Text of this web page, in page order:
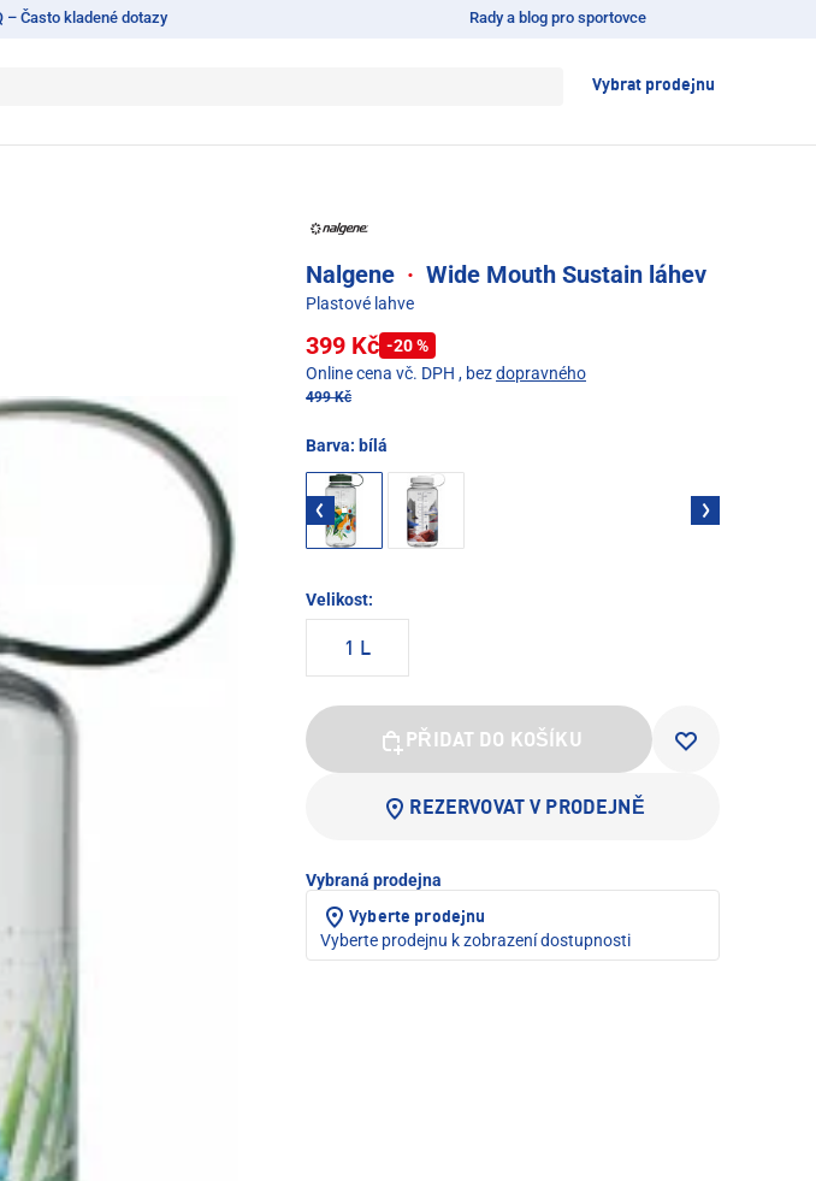
– Často kladené dotazy Rady a blog pro sportovce
Vybrat prodejnu
Nalgene · Wide Mouth Sustain láhev
Plastové lahve
399 Kč -20 %
Online cena vč. DPH , bezdopravného
499 Kč
Barva: bílá
Velikost:
1 L
PŘIDAT DO KOŠÍKU
REZERVOVAT V PRODEJNĚ
Vybraná prodejna
Vyberte prodejnu
Vyberte prodejnu k zobrazení dostupnosti